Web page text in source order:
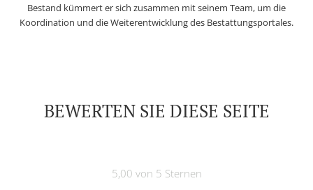
Bestand kümmert er sich zusammen mit seinem Team, um die
Koordination und die Weiterentwicklung des Bestattungsportales.
BEWERTEN SIE DIESE SEITE
5,00 von 5 Sternen